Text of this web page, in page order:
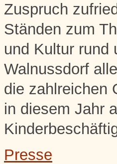
Zuspruch
Ständen zum
und Kultur rund
Walnussdorf
die zahlreichen
in diesem Jahr
Presse